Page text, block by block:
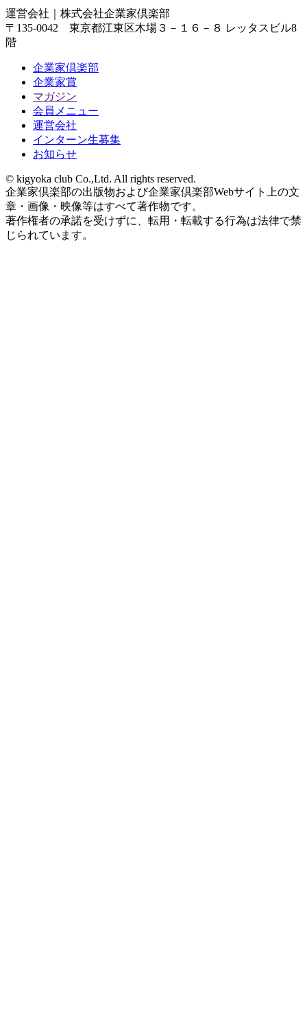
運営会社｜ 株式会社企業家倶楽部
〒135-0042 東京都江東区木場３－１６－８ レッタスビル8
階
企業家倶楽部
企業家賞
マガジン
会員メニュー
運営会社
インターン生募集
お知らせ
© kigyoka club Co.,Ltd. All rights reserved.
企業家倶楽部の出版物および企業家倶楽部Webサイト上の文
章・画像・映像等はすべて著作物です。
著作権者の承諾を受けずに、転用・転載する行為は法律で禁
じられています。